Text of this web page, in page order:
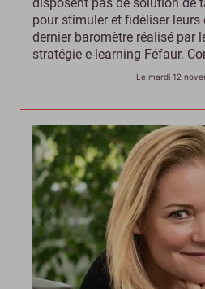
disposent pas de solution de
pour stimuler et fidéliser leurs
dernier baromètre réalisé par
stratégie e-learning Féfaur.
Le mardi 12